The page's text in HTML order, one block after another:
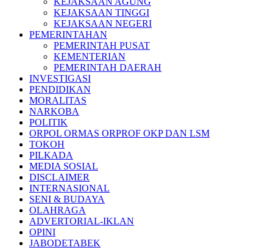
KEJAKSAAN TINGGI
KEJAKSAAN NEGERI
PEMERINTAHAN
PEMERINTAH PUSAT
KEMENTERIAN
PEMERINTAH DAERAH
INVESTIGASI
PENDIDIKAN
MORALITAS
NARKOBA
POLITIK
ORPOL ORMAS ORPROF OKP DAN LSM
TOKOH
PILKADA
MEDIA SOSIAL
DISCLAIMER
INTERNASIONAL
SENI & BUDAYA
OLAHRAGA
ADVERTORIAL-IKLAN
OPINI
JABODETABEK